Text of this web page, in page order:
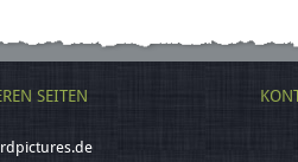
SEITEN